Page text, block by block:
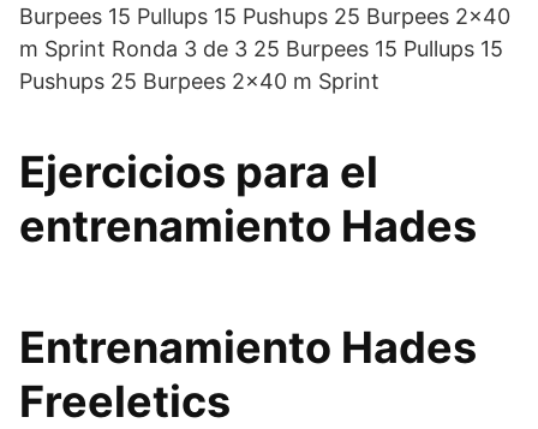
Burpees 15 Pullups 15 Pushups 25 Burpees 2×40
m Sprint Ronda 3 de 3 25 Burpees 15 Pullups 15
Pushups 25 Burpees 2×40 m Sprint
Ejercicios para el
entrenamiento Hades
Entrenamiento Hades
Freeletics